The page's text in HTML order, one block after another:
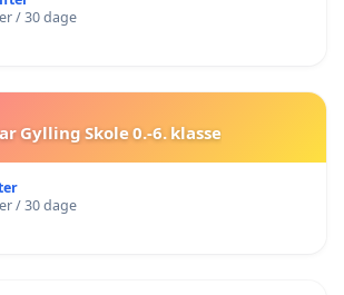
/ 30 dage
Gylling Skole 0.-6. klasse
/ 30 dage